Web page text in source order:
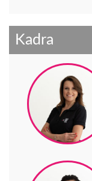
Kadra